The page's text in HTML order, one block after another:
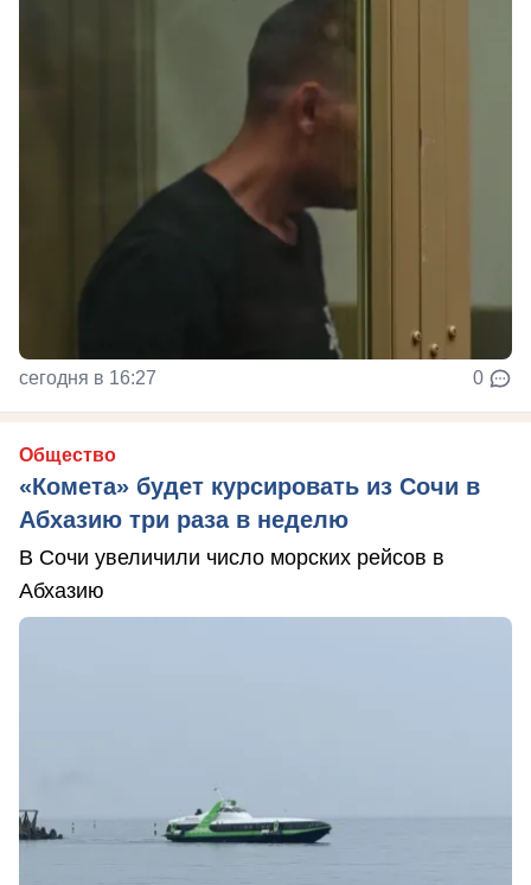
сегодня в 16:27 0
Общество
«Комета» будет курсировать из Сочи в
Абхазию три раза в неделю
В Сочи увеличили число морских рейсов в
Абхазию